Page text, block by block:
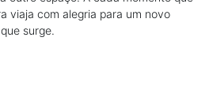
viaja com alegria para um novo
surge.